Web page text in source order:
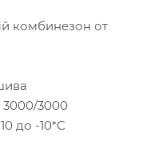
комбинезон от
3000/3000
до -10*С